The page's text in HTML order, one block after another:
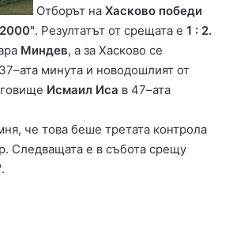
Отборът на Хасково победи
. Резултатът от срещата е 1 : 2.
Миндев, а за Хасково се
минута и новодошлият от
Исмаил Иса в 47–ата
че това беше третата контрола
Следващата е в събота срещу
.